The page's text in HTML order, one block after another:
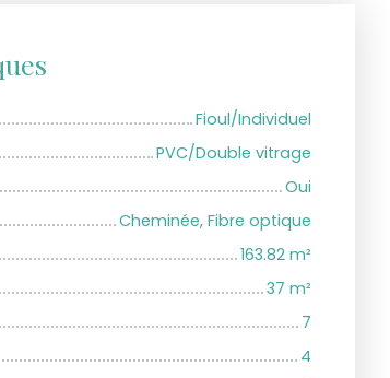
Fioul/Individuel
PVC/Double vitrage
Oui
Cheminée, Fibre optique
163.82 m²
37 m²
7
4